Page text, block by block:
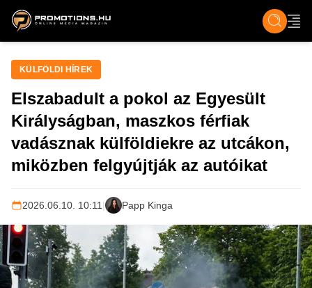
ZENE, FILM & KULT ÉLET TECH &
KÜLFÖLDI HÍREK
Elszabadult a pokol az Egyesült
Királyságban, maszkos férfiak
vadásznak külföldiekre az utcákon,
miközben felgyújtják az autóikat
2026.06.10. 10:11 | Papp Kinga